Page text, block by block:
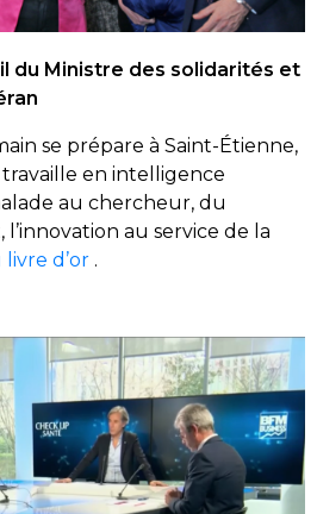
du Ministre des solidarités et
se prépare à Saint-Étienne,
en intelligence
au chercheur, du
au service de la
d’or .